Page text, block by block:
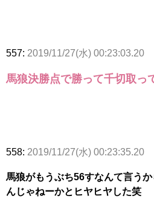
557: 2019/11/27(水) 00:23:03.20
馬狼決勝点で勝って千切取っ
558: 2019/11/27(水) 00:23:35.20
馬狼がもうぶち56すなんて言う
んじゃねーかとヒヤヒヤした笑